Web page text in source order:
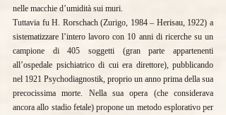
nelle macchie d’umidità sui muri.
Tuttavia fu H. Rorschach (Zurigo, 1984 – Herisau, 1922) a
sistematizzare l’intero lavoro con 10 anni di ricerche su un
campione di 405 soggetti (gran parte appartenenti
all’ospedale psichiatrico di cui era direttore), pubblicando
nel 1921 Psychodiagnostik, proprio un anno prima della sua
precocissima morte. Nella sua opera (che considerava
ancora allo stadio fetale) propone un metodo esplorativo per